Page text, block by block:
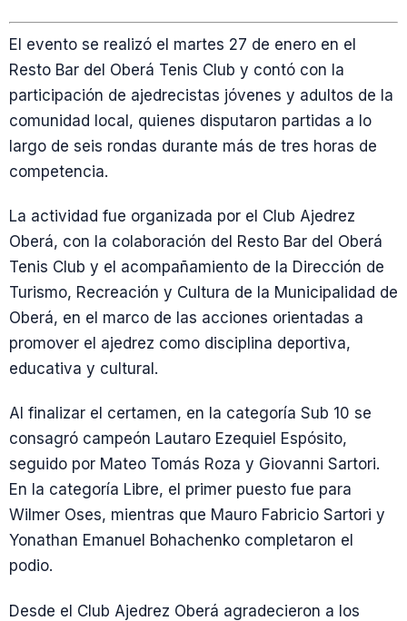
El evento se realizó el martes 27 de enero en el
Resto Bar del Oberá Tenis Club y contó con la
participación de ajedrecistas jóvenes y adultos de la
comunidad local, quienes disputaron partidas a lo
largo de seis rondas durante más de tres horas de
competencia.
La actividad fue organizada por el Club Ajedrez
Oberá, con la colaboración del Resto Bar del Oberá
Tenis Club y el acompañamiento de la Dirección de
Turismo, Recreación y Cultura de la Municipalidad de
Oberá, en el marco de las acciones orientadas a
promover el ajedrez como disciplina deportiva,
educativa y cultural.
Al finalizar el certamen, en la categoría Sub 10 se
consagró campeón Lautaro Ezequiel Espósito,
seguido por Mateo Tomás Roza y Giovanni Sartori.
En la categoría Libre, el primer puesto fue para
Wilmer Oses, mientras que Mauro Fabricio Sartori y
Yonathan Emanuel Bohachenko completaron el
podio.
Desde el Club Ajedrez Oberá agradecieron a los